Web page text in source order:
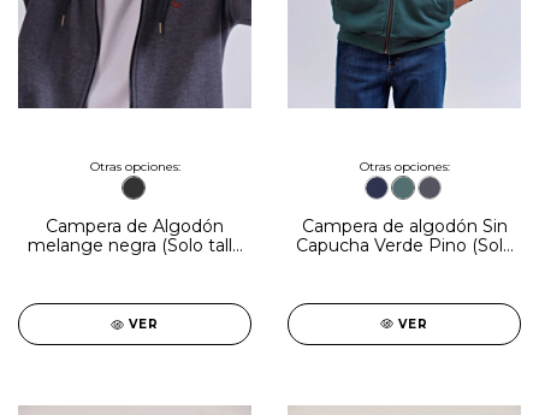
Otras opciones:
Campera de Algodón
melange negra (Solo talle
VER
Otras opciones:
Campera de algodón Sin
Capucha Verde Pino (Solo
VER